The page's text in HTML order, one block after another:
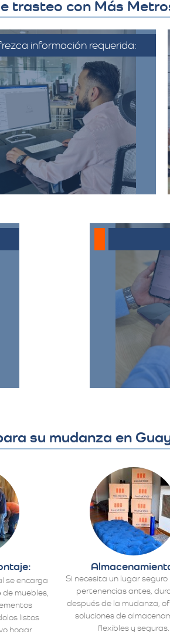
trasteo con Más
información requerida:
proporcionar información
sobre la mudanza,
la dirección de origen
el tipo y cantidad de
pertenencias.​
Una
hora de
todo el
su mudanza en
se encarga
muebles,
listos
hogar.
Si necesita un lugar seguro
pertenencias antes,
después de la mudanza,
soluciones de
flexibles y seguras.